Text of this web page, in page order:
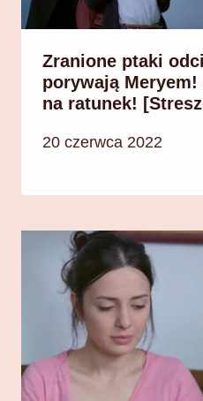
Zranione ptaki
porywają
na ratunek!
20 czerwca 2022